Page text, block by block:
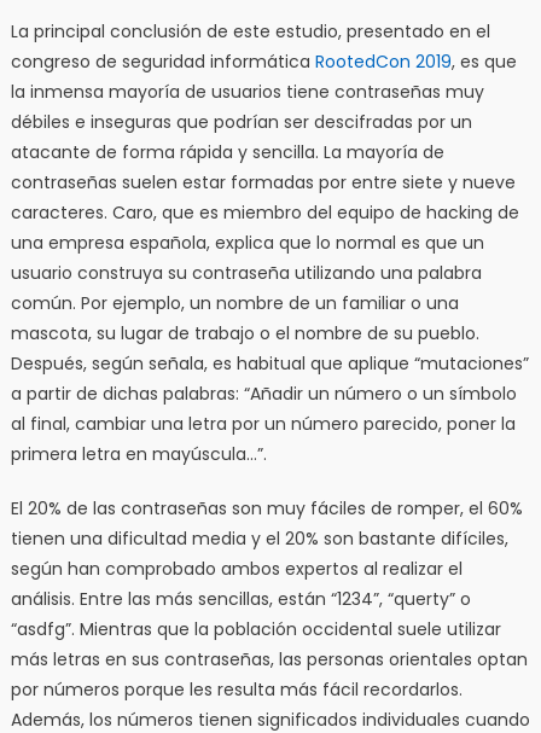
La principal conclusión de este estudio, presentado en el
congreso de seguridad informática RootedCon 2019, es que
la inmensa mayoría de usuarios tiene contraseñas muy
débiles e inseguras que podrían ser descifradas por un
atacante de forma rápida y sencilla. La mayoría de
contraseñas suelen estar formadas por entre siete y nueve
caracteres. Caro, que es miembro del equipo de hacking de
una empresa española, explica que lo normal es que un
usuario construya su contraseña utilizando una palabra
común. Por ejemplo, un nombre de un familiar o una
mascota, su lugar de trabajo o el nombre de su pueblo.
Después, según señala, es habitual que aplique “mutaciones”
a partir de dichas palabras: “Añadir un número o un símbolo
al final, cambiar una letra por un número parecido, poner la
primera letra en mayúscula…”.
El 20% de las contraseñas son muy fáciles de romper, el 60%
tienen una dificultad media y el 20% son bastante difíciles,
según han comprobado ambos expertos al realizar el
análisis. Entre las más sencillas, están “1234”, “querty” o
“asdfg”. Mientras que la población occidental suele utilizar
más letras en sus contraseñas, las personas orientales optan
por números porque les resulta más fácil recordarlos.
Además, los números tienen significados individuales cuando